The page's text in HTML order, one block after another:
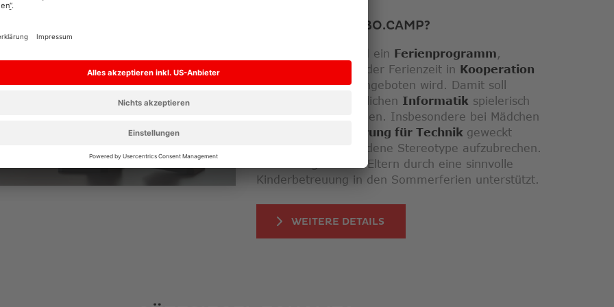
WAS IST DAS ROBO.CAMP?
Die robo.camps sind ein Ferienprogramm,
in der Ferienzeit in Kooperation
mit
Alphazone
angeboten wird. Damit soll
Kindern und Jugendlichen Informatik spielerisch
nähergebracht werden. Insbesondere bei Mädchen
Begeisterung für Technik geweckt
werden, um vorhandene Stereotype aufzubrechen.
Gleichzeitig werden Eltern durch eine sinnvolle
Kinderbetreuung in den Sommerferien unterstützt.
WEITERE DETAILS